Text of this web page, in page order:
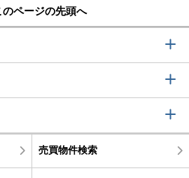
のページの先頭へ
売買物件検索